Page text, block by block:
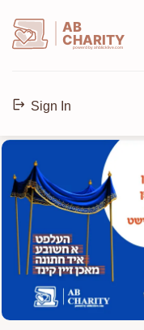
AB
CHARITY
powerd by ahblicklive.com
Sign In